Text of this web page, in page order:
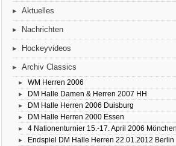
Aktuelles
Nachrichten
Hockeyvideos
Archiv Classics
WM Herren 2006
DM Halle Damen & Herren 2007 HH
DM Halle Herren 2006 Duisburg
DM Halle Herren 2000 Essen
4 Nationenturnier 15.-17. April 2006
Endspiel DM Halle Herren 22.01.2012 Berlin